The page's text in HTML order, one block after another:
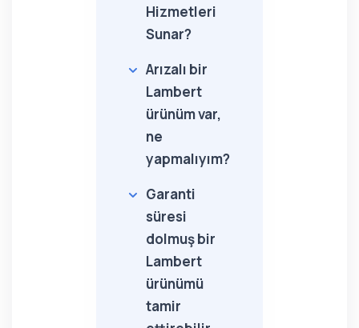
Hizmetleri
Sunar?
Arızalı bir
Lambert
ürünüm var,
ne
yapmalıyım?
Garanti
süresi
dolmuş bir
Lambert
ürünümü
tamir